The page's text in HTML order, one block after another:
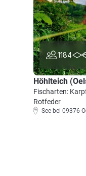
1184
Höhlteich
Fischarten:
Rotfeder
See bei 09376